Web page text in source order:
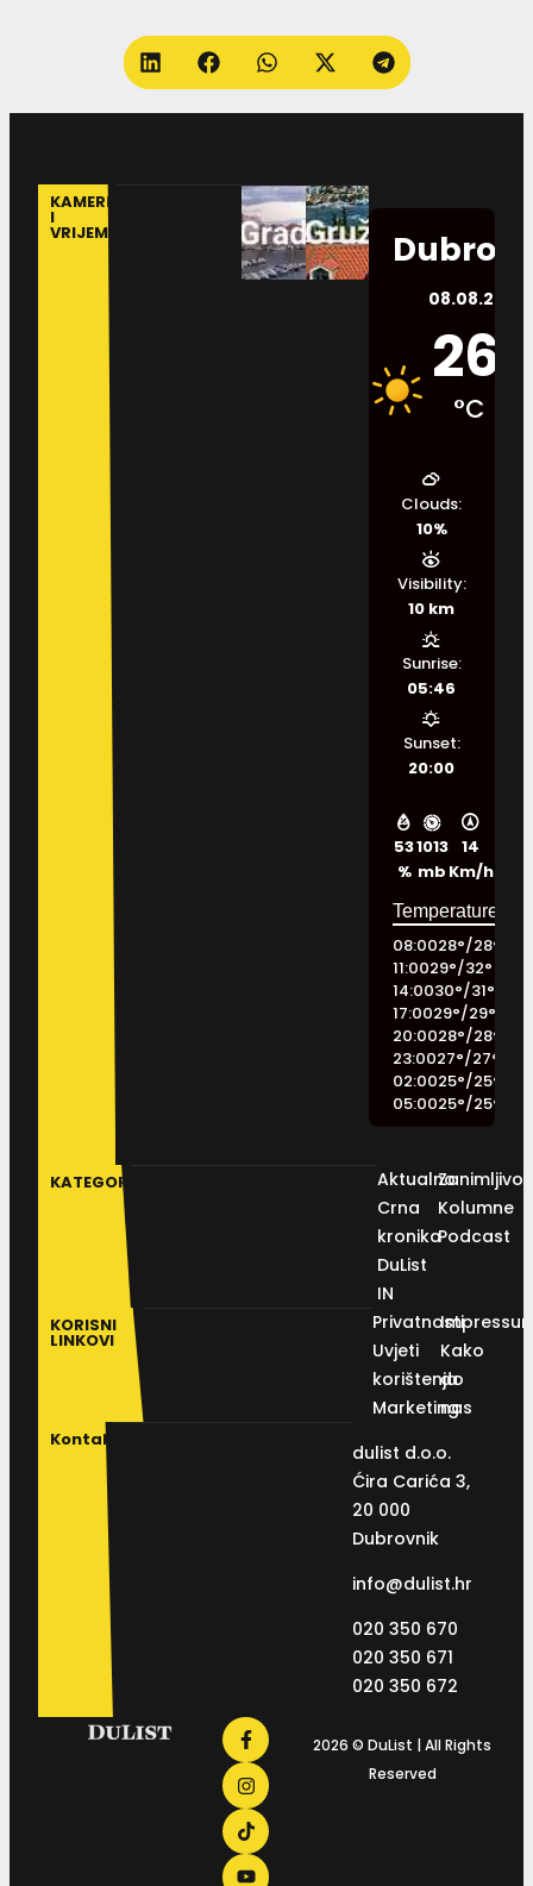
KAMERE
I
VRIJEME
08.08.2026.
26
°C
53
%
1013
mb
14
Km/h
Clouds:
10%
Visibility:
10 km
Sunrise:
05:46
Sunset:
20:00
08:0028°/28°
11:0029°/32°
14:0030°/31°
17:0029°/29°
20:0028°/28°
23:0027°/27°
02:0025°/25°
05:0025°/25°
KATEGORIJE
Aktualno
Crna
kronika
DuList
IN
Kolumne
Podcast
KORISNI
LINKOVI
Privatnosti
Uvjeti
korištenja
Marketing
Kako
do
nas
Kontakt
dulist d.o.o.
Ćira Carića 3,
20 000
Dubrovnik
info@dulist.hr
020 350 670
020 350 671
020 350 672
2026 © DuList | All Rights
Reserved